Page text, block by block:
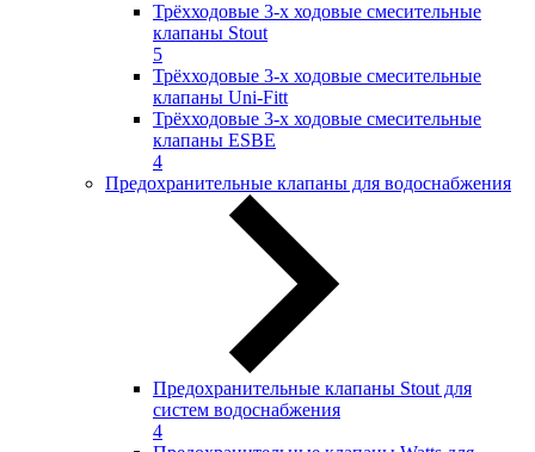
Трёхходовые 3-х ходовые смесительные
клапаны Stout
5
Трёхходовые 3-х ходовые смесительные
клапаны Uni-Fitt
Трёхходовые 3-х ходовые смесительные
клапаны ESBE
4
Предохранительные клапаны для водоснабжения
Предохранительные клапаны Stout для
систем водоснабжения
4